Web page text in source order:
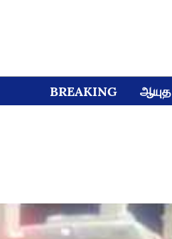
BREAKING ஆயுத